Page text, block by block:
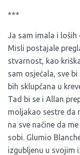
***
Ja sam imala i loših
Misli postajale
stvarnost, kao
sam osjećala, sve
bih sklupčana u
Tad bi se i Allan
moljakao sestre da
na sve načine da
sobi. Glumio
izgubljenu u svojim